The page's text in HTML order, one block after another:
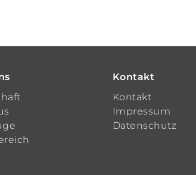
Kontakt
Kontakt
Impressum
Datenschutz